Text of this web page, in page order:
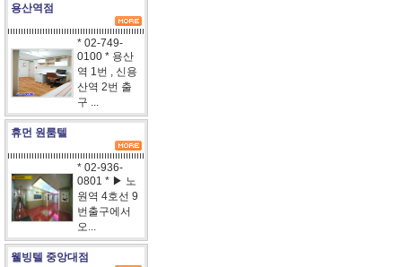
용산역점
* 02-749-
0100 * 용산
역 1번 , 신용
산역 2번 출
구 ...
휴먼 원룸텔
* 02-936-
0801 * ▶ 노
원역 4호선 9
번출구에서
오...
웰빙텔 중앙대점